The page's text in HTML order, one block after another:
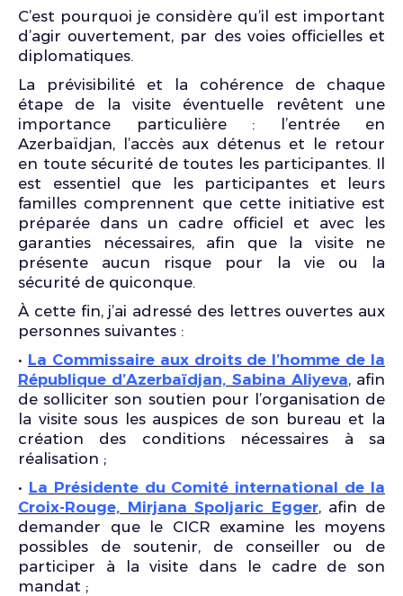
C’est pourquoi je considère qu’il est important
d’agir ouvertement, par des voies officielles et
diplomatiques.
La prévisibilité et la cohérence de chaque
étape de la visite éventuelle revêtent une
importance particulière : l’entrée en
Azerbaïdjan, l’accès aux détenus et le retour
en toute sécurité de toutes les participantes. Il
est essentiel que les participantes et leurs
familles comprennent que cette initiative est
préparée dans un cadre officiel et avec les
garanties nécessaires, afin que la visite ne
présente aucun risque pour la vie ou la
sécurité de quiconque.
À cette fin, j’ai adressé des lettres ouvertes aux
personnes suivantes :
• La Commissaire aux droits de l’homme de la
République d’Azerbaïdjan, Sabina Aliyeva, afin
de solliciter son soutien pour l’organisation de
la visite sous les auspices de son bureau et la
création des conditions nécessaires à sa
réalisation ;
• La Présidente du Comité international de la
Croix-Rouge, Mirjana Spoljaric Egger, afin de
demander que le CICR examine les moyens
possibles de soutenir, de conseiller ou de
participer à la visite dans le cadre de son
mandat ;